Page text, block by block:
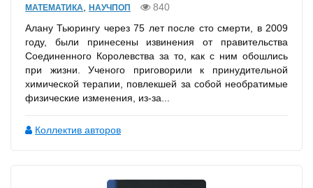
МАТЕМАТИКА НАУЧПОП
840
Алану Тьюрингу через 75 лет после сто смерти, в 2009
году, были принесены извинения от правительства
Соединенного Королевства за то, как с ним обошлись
при жизни. Ученого приговорили к принудительной
химической терапии, повлекшей за собой необратимые
физические изменения, из-за...
Коллектив авторов